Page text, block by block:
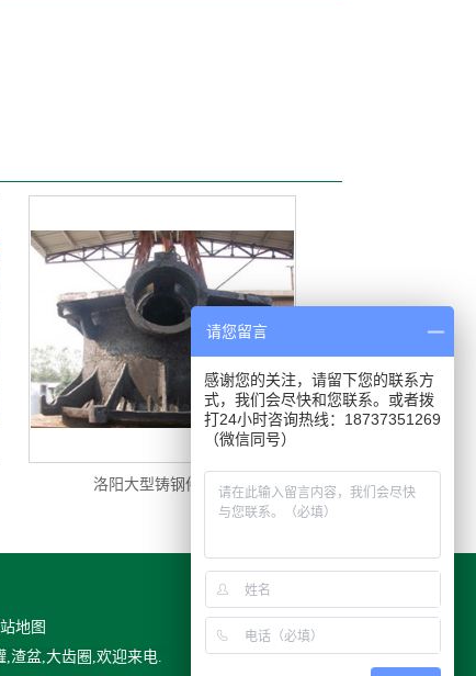
洛阳大型铸钢件厂家
地图
,渣盆,大齿圈,欢迎来电.
请您留言
感谢您的关注，请留下您的联系方
式，我们会尽快和您联系。或者拨
打24小时咨询热线：18737351269
（微信同号）